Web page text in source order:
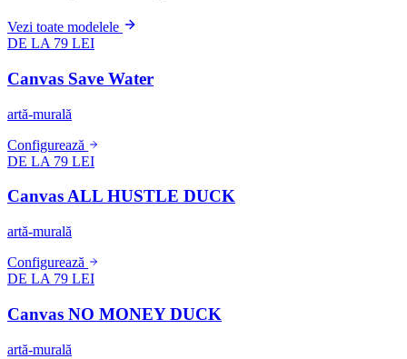
Vezi toate modelele
DE LA 79 LEI
Canvas Save Water
artă-murală
Configurează
DE LA 79 LEI
Canvas ALL HUSTLE DUCK
artă-murală
Configurează
DE LA 79 LEI
Canvas NO MONEY DUCK
artă-murală